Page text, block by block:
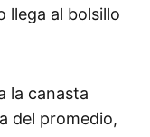
llega al bolsillo
la canasta
del promedio,